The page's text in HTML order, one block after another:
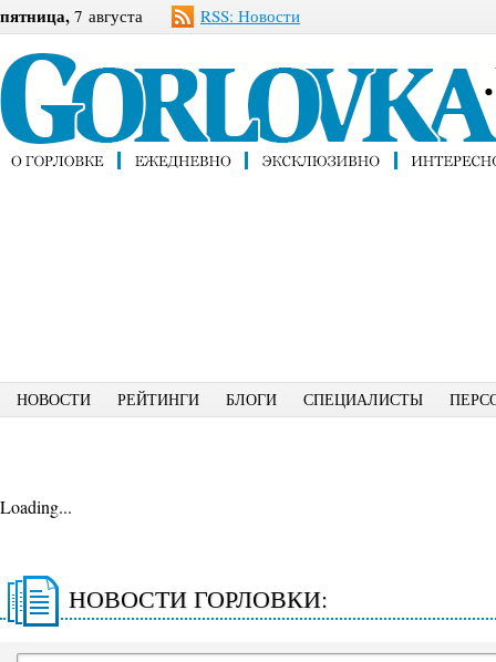
пятница, 7 августа RSS: Новости
НОВОСТИ РЕЙТИНГИ БЛОГИ СПЕЦИАЛИСТЫ
Loading...
НОВОСТИ ГОРЛОВКИ: